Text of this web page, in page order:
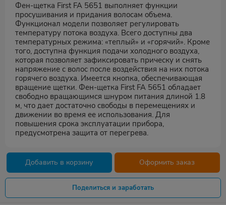
Фен-щетка First FA 5651 выполняет функции
просушивания и придания волосам объема.
Функционал модели позволяет регулировать
температуру потока воздуха. Всего доступны два
температурных режима: «теплый» и «горячий». Кроме
того, доступна функция подачи холодного воздуха,
которая позволяет зафиксировать прическу и снять
напряжение с волос после воздействия на них потока
горячего воздуха. Имеется кнопка, обеспечивающая
вращение щетки. Фен-щетка First FA 5651 обладает
свободно вращающимся шнуром питания длиной 1.8
м, что дает достаточно свободы в перемещениях и
движении во время ее использования. Для
повышения срока эксплуатации прибора,
предусмотрена защита от перегрева.
Добавить в корзину Оформить заказ
Поделиться и заработать